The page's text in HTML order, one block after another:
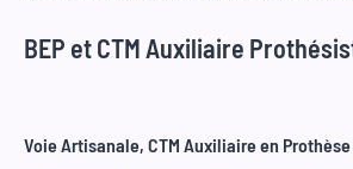
BEP et CTM Auxiliaire
Voie Artisanale, CTM Auxiliaire en